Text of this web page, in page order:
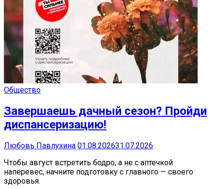
Общество
Завершаешь дачный сезон? Пройди
диспансеризацию!
Любовь Павлухина 01.08.202631.07.2026
Чтобы август встретить бодро, а не с аптечкой
наперевес, начните подготовку с главного — своего
здоровья.